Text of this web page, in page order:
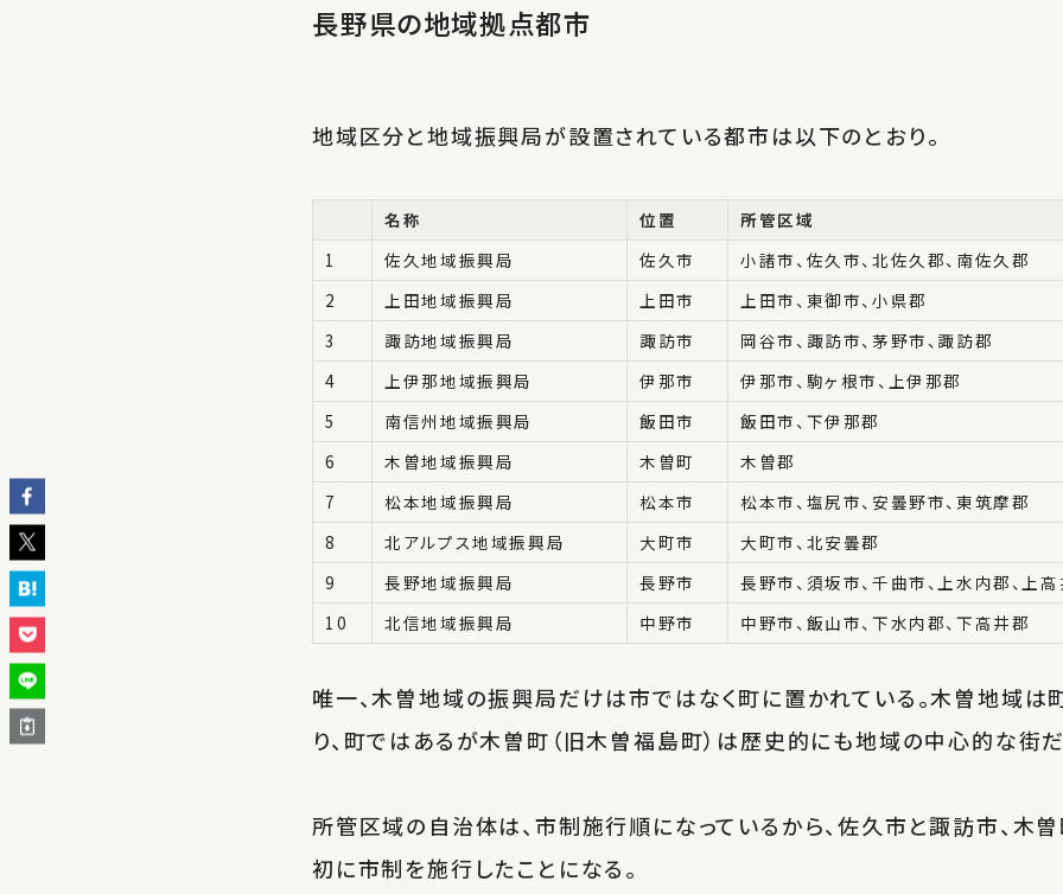
長野県の地域拠点都市
地域区分と地域振興局が設置されている都市は以下のとおり。
名称 位置
所管区域
1
佐久地域振興局 佐久市
小諸市、佐久市、北佐久郡、南佐久郡
2
上田地域振興局 上田市
上田市、東御市、小県郡
3
諏訪地域振興局 諏訪市
岡谷市、諏訪市、茅野市、諏訪郡
4
上伊那地域振興局 伊那市
伊那市、駒ヶ根市、上伊那郡
5
南信州地域振興局 飯田市
飯田市、下伊那郡
6
木曽地域振興局 木曽町
木曽郡
7
松本地域振興局 松本市
松本市、塩尻市、安曇野市、東筑摩郡
8
北アルプス地域振興局 大町市
大町市、北安曇郡
9
長野地域振興局 長野市
長野市、須坂市、千曲市、上水内郡、上
10
北信地域振興局 中野市 中野市、飯山市、下水内郡、下高井郡
唯一、木曽地域の振興局だけは市ではなく町に置かれている。木曽地域は
り、町ではあるが木曽町（旧木曽福島町）は歴史的にも地域の中心的な街だ
所管区域の自治体は、市制施行順になっているから、佐久市と諏訪市、木
初に市制を施行したことになる。